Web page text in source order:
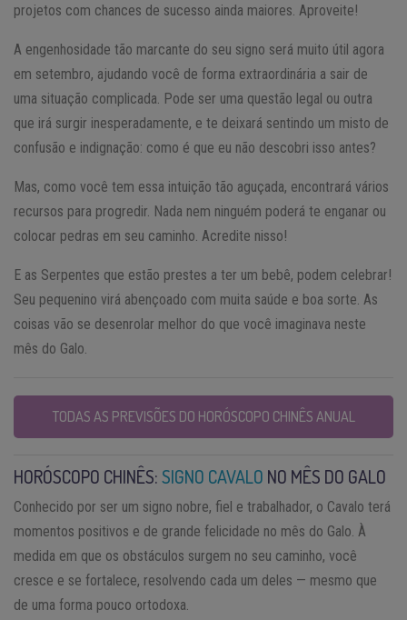
projetos com chances de sucesso ainda maiores. Aproveite!
A engenhosidade tão marcante do seu signo será muito útil agora
em setembro, ajudando você de forma extraordinária a sair de
uma situação complicada. Pode ser uma questão legal ou outra
que irá surgir inesperadamente, e te deixará sentindo um misto de
confusão e indignação: como é que eu não descobri isso antes?
Mas, como você tem essa intuição tão aguçada, encontrará vários
recursos para progredir. Nada nem ninguém poderá te enganar ou
colocar pedras em seu caminho. Acredite nisso!
E as Serpentes que estão prestes a ter um bebê, podem celebrar!
Seu pequenino virá abençoado com muita saúde e boa sorte. As
coisas vão se desenrolar melhor do que você imaginava neste
mês do Galo.
TODAS AS PREVISÕES DO HORÓSCOPO CHINÊS ANUAL
HORÓSCOPO CHINÊS:SIGNO CAVALO NO MÊS DO GALO
Conhecido por ser um signo nobre, fiel e trabalhador, o Cavalo terá
momentos positivos e de grande felicidade no mês do Galo. À
medida em que os obstáculos surgem no seu caminho, você
cresce e se fortalece, resolvendo cada um deles — mesmo que
de uma forma pouco ortodoxa.